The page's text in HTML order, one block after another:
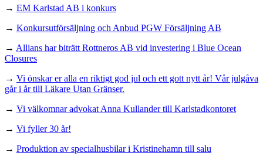
→ EM Karlstad AB i konkurs
→ Konkursutförsäljning och Anbud PGW Försäljning AB
→ Allians har biträtt Rottneros AB vid investering i Blue Ocean
Closures
→ Vi önskar er alla en riktigt god jul och ett gott nytt år! Vår julgåva
går i år till Läkare Utan Gränser.
→ Vi välkomnar advokat Anna Kullander till Karlstadkontoret
→ Vi fyller 30 år!
→ Produktion av specialhusbilar i Kristinehamn till salu